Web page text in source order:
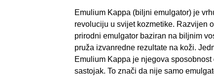
Emulium Kappa (biljni emulgator) je
revoluciju u svijet kozmetike. Razvijen
prirodni emulgator baziran na biljnim
pruža izvanredne rezultate na koži.
Emulium Kappa je njegova
sastojak. To znači da nije samo